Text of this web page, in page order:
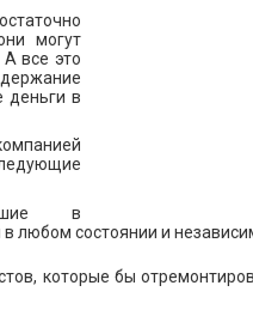
могут
все это
деньги в
в
любом состоянии и
которые бы